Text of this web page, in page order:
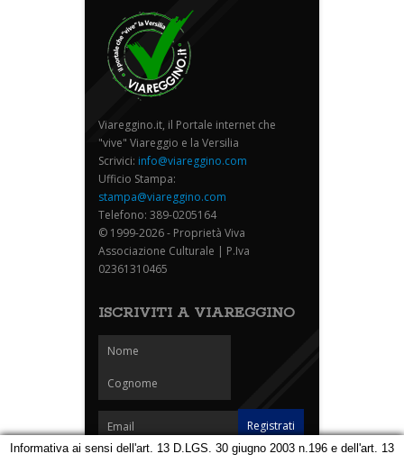
Viareggino.it, il Portale internet che
"vive" Viareggio e la Versilia
Scrivici: info@viareggino.com
Ufficio Stampa:
stampa@viareggino.com
Telefono: 389-0205164
© 1999-2026 - Proprietà Viva
Associazione Culturale | P.Iva
02361310465
ISCRIVITI A VIAREGGINO
Informativa ai sensi dell'art. 13 D.LGS. 30 giugno 2003 n.196 e dell'art. 13